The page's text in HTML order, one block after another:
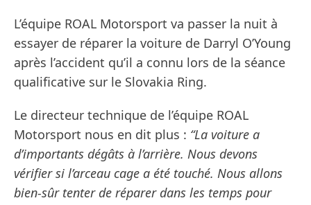
L’équipe ROAL Motorsport va passer la nuit à
essayer de réparer la voiture de Darryl O’Young
après l’accident qu’il a connu lors de la séance
qualificative sur le Slovakia Ring.
Le directeur technique de l’équipe ROAL
Motorsport nous en dit plus : “La voiture a
d’importants dégâts à l’arrière. Nous devons
vérifier si l’arceau cage a été touché. Nous allons
bien-sûr tenter de réparer dans les temps pour